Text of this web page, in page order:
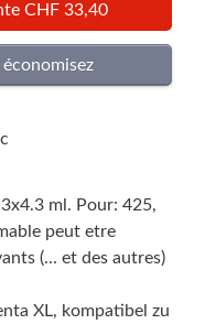
CHF 33,40
ml. Pour: 425,
peut etre
(... et des autres)
XL, kompatibel zu